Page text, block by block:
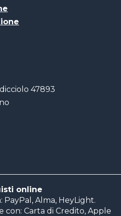
47893
online
PayPal, Alma, HeyLight.
con: Carta di Credito, Apple